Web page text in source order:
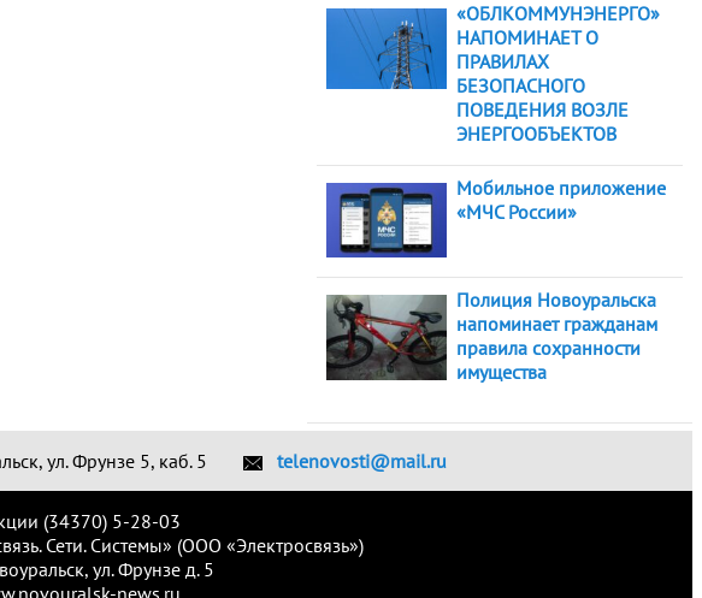
«ОБЛКОММУНЭНЕРГО»
НАПОМИНАЕТ О
ПРАВИЛАХ
БЕЗОПАСНОГО
ПОВЕДЕНИЯ ВОЗЛЕ
ЭНЕРГООБЪЕКТОВ
Мобильное приложение
«МЧС России»
Полиция Новоуральска
напоминает гражданам
правила сохранности
имущества
ул. Фрунзе 5, каб. 5 telenovosti@mail.ru
(34370) 5-28-03
Сети. Системы» (ООО «Электросвязь»)
ул. Фрунзе д. 5